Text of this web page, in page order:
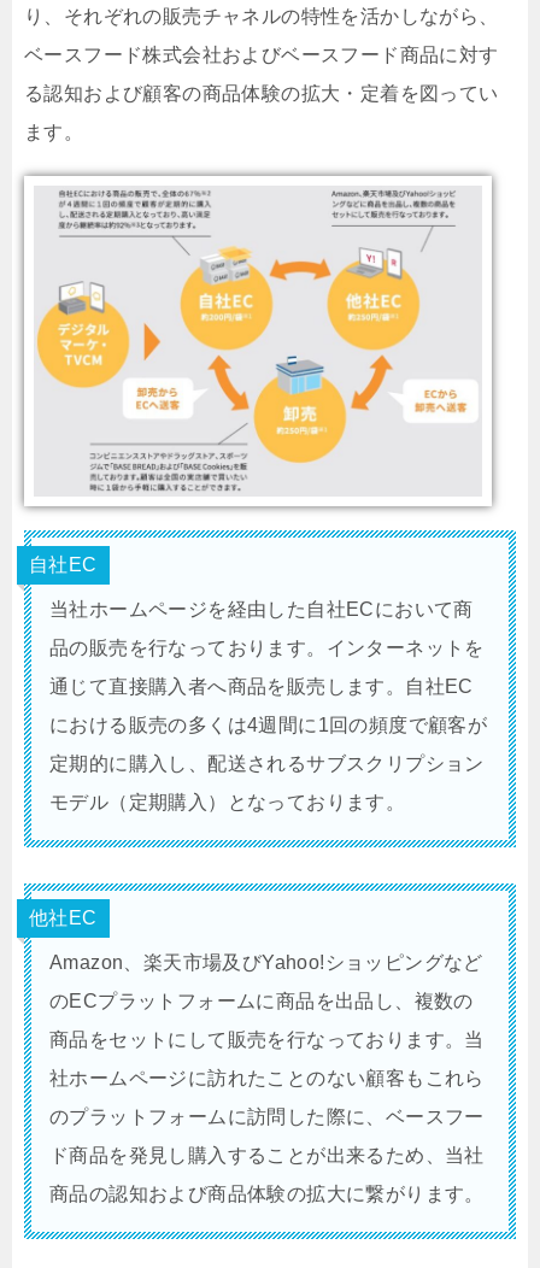
り、それぞれの販売チャネルの特性を活かしながら、
ベースフード株式会社およびベースフード商品に対す
る認知および顧客の商品体験の拡大・定着を図ってい
ます。
自社EC
当社ホームページを経由した自社ECにおいて商
品の販売を行なっております。インターネットを
通じて直接購入者へ商品を販売します。自社EC
における販売の多くは4週間に1回の頻度で顧客が
定期的に購入し、配送されるサブスクリプション
モデル（定期購入）となっております。
他社EC
Amazon、楽天市場及びYahoo!ショッピングなど
のECプラットフォームに商品を出品し、複数の
商品をセットにして販売を行なっております。当
社ホームページに訪れたことのない顧客もこれら
のプラットフォームに訪問した際に、ベースフー
ド商品を発見し購入することが出来るため、当社
商品の認知および商品体験の拡大に繋がります。